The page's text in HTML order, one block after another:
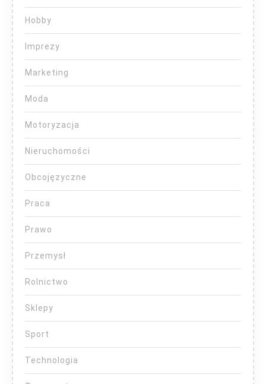
Hobby
Imprezy
Marketing
Moda
Motoryzacja
Nieruchomości
Obcojęzyczne
Praca
Prawo
Przemysł
Rolnictwo
Sklepy
Sport
Technologia